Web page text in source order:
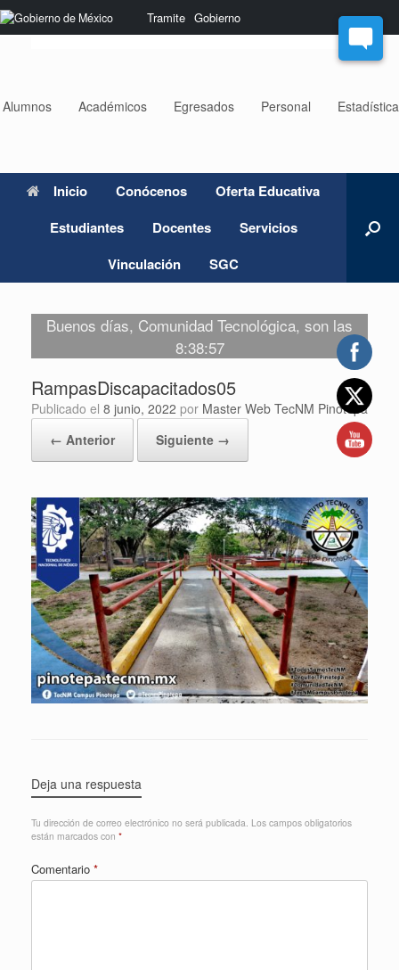
Nota:
este
sistema
Tramite Gobierno
Saltar
al
Alumnos Académicos Egresados Personal
Inicio Conócenos
Oferta Educativa
Estudiantes
Docentes
Servicios
Vinculación
SGC
Buenos días, Comunidad Tecnológica, son las
8:38:57
RampasDiscapacitados05
Publicado el 8 junio, 2022 por Master Web TecNM Pinotepa
← Anterior
Siguiente →
Deja una respuesta
Tu dirección de correo electrónico no será publicada. Los campos obligatorios
están marcados con *
Comentario *